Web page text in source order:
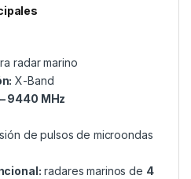
radar marino
X-Band
9440 MHz
de pulsos de microondas
radares marinos de 4